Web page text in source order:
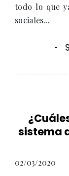
todo lo que
sociales...
-
sistema
02/03/2020